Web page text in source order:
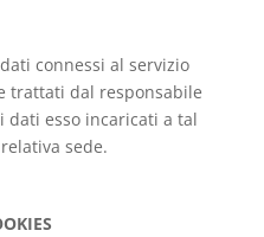
connessi al servizio
trattati dal responsabile
dati esso incaricati a tal
sede.